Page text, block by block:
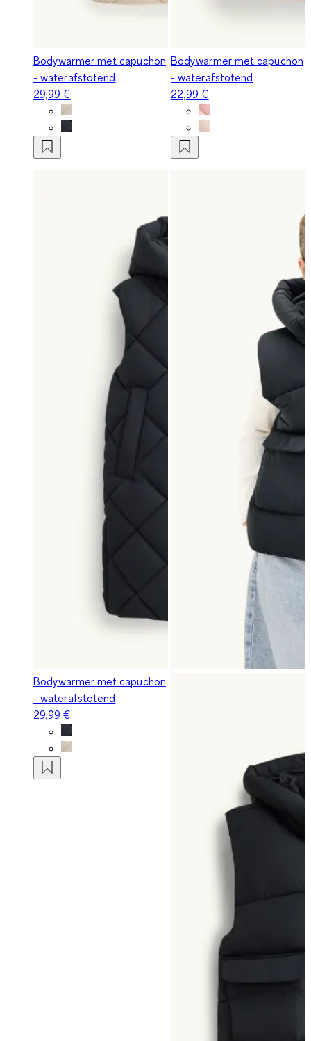
Bodywarmer met capuchon
- waterafstotend
29,99 €
Bodywarmer met capuchon
- waterafstotend
22,99 €
Bodywarmer met capuchon
- waterafstotend
29,99 €